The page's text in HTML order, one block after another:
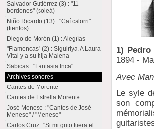
1) Pedro
1894 -
Avec
Le syle
son
Salvador Gutiérrez (3) : "11
bordones" (soleá)
Niño Ricardo (13) : "Caí calorri"
(tientos)
Diego de Morón (1) : Alegrías
"Flamencas" (2) : Siguiriya. A Laura
Vital y a su hija Malena
Sabicas : "Fantasia Inca"
Archives sonores
Cantes de Morente
Cantes de Estrella Morente
José Menese : "Cantes de José
Menese" / "Menese"
Carlos Cruz : "Si mi grito fuera el